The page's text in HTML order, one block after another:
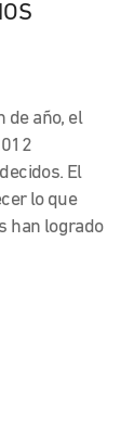
de año, el
El
lo que
han logrado